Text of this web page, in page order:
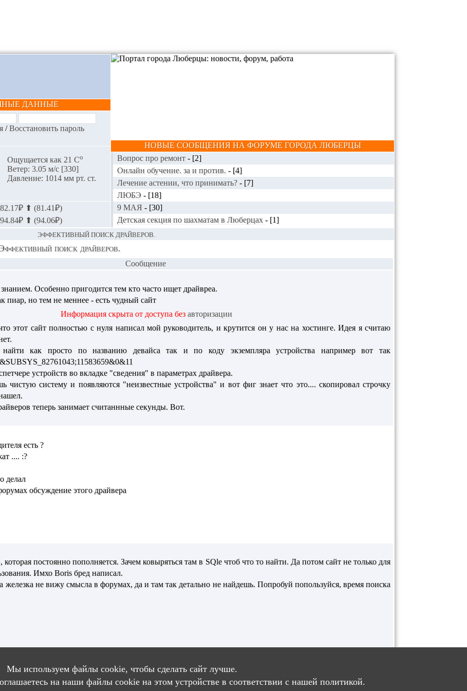
ДАННЫЕ
/Восстановить пароль
Ощущается как 21 Сo
Ветер: 3.05 м/с [330]
Давление: 1014 мм рт. ст.
82.17₽ ⬆ (81.41₽)
94.84₽ ⬆ (94.06₽)
НОВЫЕ СООБЩЕНИЯ НА ФОРУМЕ ГОРОДА ЛЮБЕРЦЫ
Вопрос про ремонт - [2]
Онлайн обучение. за и против. - [4]
Лечение астении, что принимать? - [7]
ЛЮБЭ - [18]
9 МАЯ - [30]
Детская секция по шахматам в Люберцах - [1]
ЭФФЕКТИВНЫЙ ПОИСК ДРАЙВЕРОВ.
поиск драйверов.
Сообщение
Особенно пригодится тем кто часто ищет драйвреа.
пиар, но тем не меннее - есть чудный сайт
Информация скрыта от доступа без авторизации
этот сайт полностью с нуля написал мой руководитель, и крутится он у нас на хостинге. Идея я считаю
как просто по названию девайса так и по коду экземпляра устройства например вот так
устройств во вкладке "сведения" в параметрах драйвера.
чистую систему и появляются "неизвестные устройства" и вот фиг знает что это.... скопировал строчку
теперь занимает считаннные секунды. Вот.
есть ?
.... :?
делал
обсуждение этого драйвера
которая постоянно пополняется. Зачем ковыряться там в SQlе чтоб что то найти. Да потом сайт не только для
Имхо Boris бред написал.
железка не вижу смысла в форумах, да и там так детально не найдешь. Попробуй попользуйся, время поиска
Вход
Мы используем файлы cookie, чтобы сделать сайт лучше.
на наши файлы cookie на этом устройстве в соответствии с нашей политикой.